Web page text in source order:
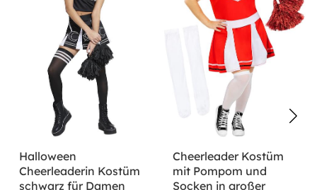
Halloween
Cheerleaderin Kostüm
schwarz für Damen
Cheerleader Kostüm
mit Pompom und
Socken in großer